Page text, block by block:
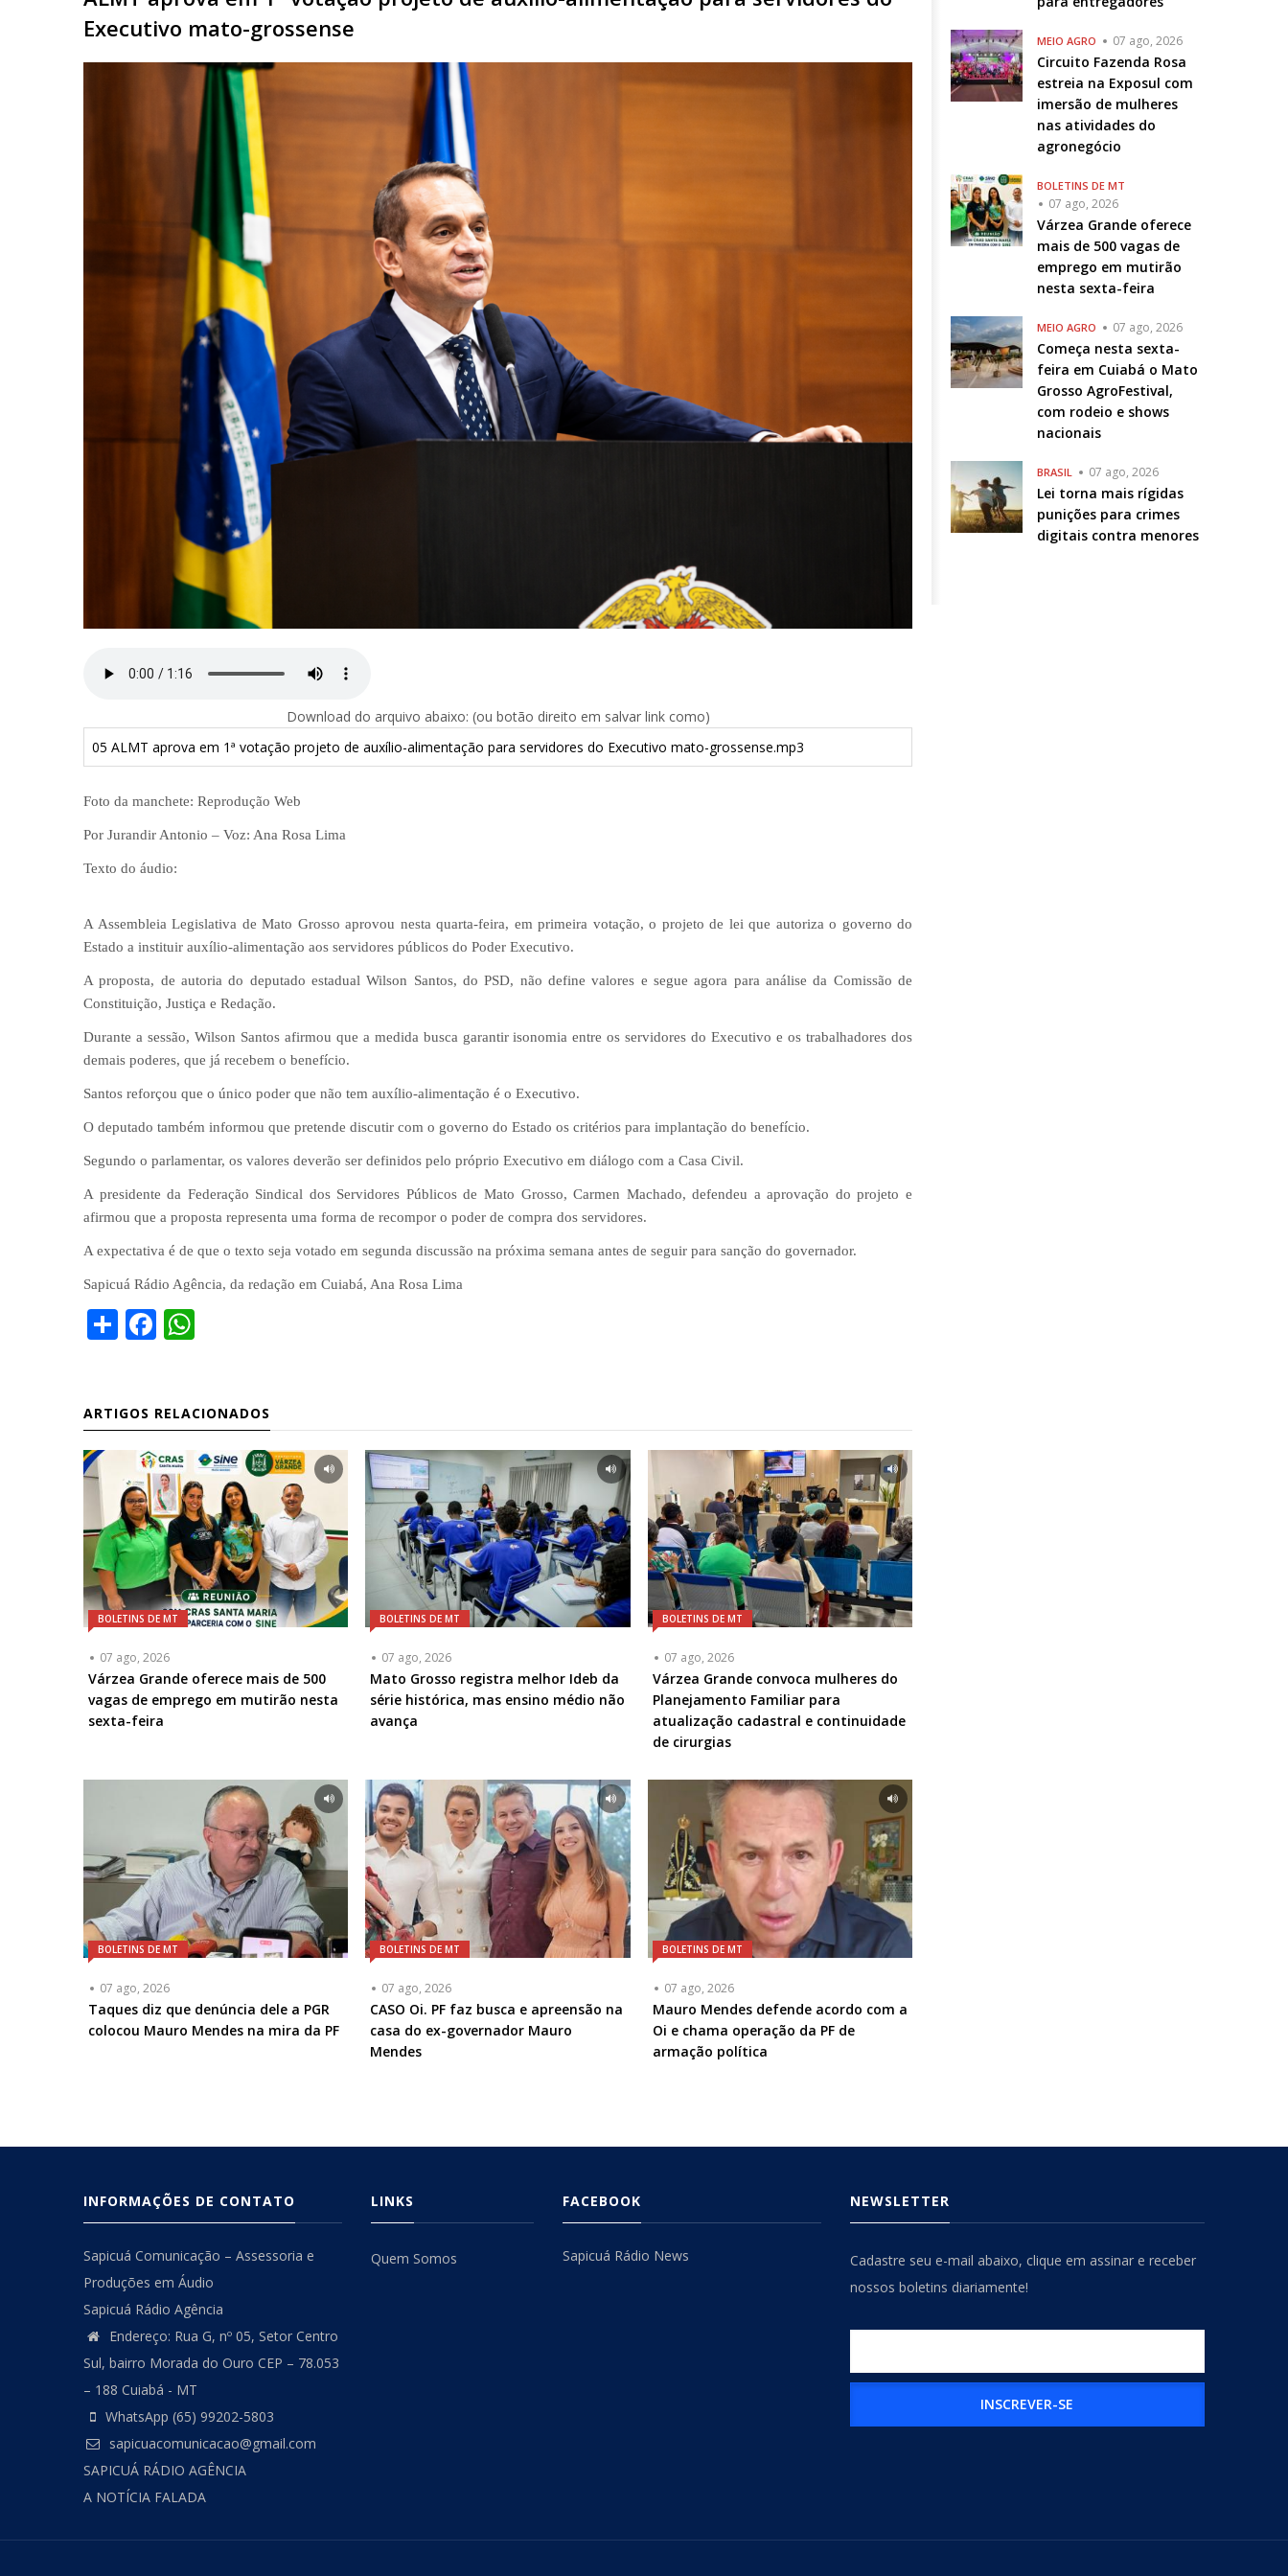
Executivo mato-grossense
Download do arquivo abaixo: (ou botão direito em salvar link como)
05 ALMT aprova em 1ª votação projeto de auxílio-alimentação para servidores do Executivo mato-grossense.mp3
Foto da manchete: Reprodução Web
Por Jurandir Antonio – Voz: Ana Rosa Lima
Texto do áudio:
A Assembleia Legislativa de Mato Grosso aprovou nesta quarta-feira, em primeira votação, o projeto de lei que autoriza o governo do
Estado a instituir auxílio-alimentação aos servidores públicos do Poder Executivo.
A proposta, de autoria do deputado estadual Wilson Santos, do PSD, não define valores e segue agora para análise da Comissão de
Constituição, Justiça e Redação.
Durante a sessão, Wilson Santos afirmou que a medida busca garantir isonomia entre os servidores do Executivo e os trabalhadores dos
demais poderes, que já recebem o benefício.
Santos reforçou que o único poder que não tem auxílio-alimentação é o Executivo.
O deputado também informou que pretende discutir com o governo do Estado os critérios para implantação do benefício.
Segundo o parlamentar, os valores deverão ser definidos pelo próprio Executivo em diálogo com a Casa Civil.
A presidente da Federação Sindical dos Servidores Públicos de Mato Grosso, Carmen Machado, defendeu a aprovação do projeto e
afirmou que a proposta representa uma forma de recompor o poder de compra dos servidores.
A expectativa é de que o texto seja votado em segunda discussão na próxima semana antes de seguir para sanção do governador.
Sapicuá Rádio Agência, da redação em Cuiabá, Ana Rosa Lima
ShareFacebook
ARTIGOS RELACIONADOS
BOLETINS DE MT
07 ago, 2026
Várzea Grande oferece mais de 500
vagas de emprego em mutirão nesta
sexta-feira
BOLETINS DE MT
07 ago, 2026
Mato Grosso registra melhor Ideb da
série histórica, mas ensino médio não
avança
BOLETINS DE MT
07 ago, 2026
Várzea Grande convoca mulheres do
Planejamento Familiar para
atualização cadastral e continuidade
de cirurgias
BOLETINS DE MT
07 ago, 2026
Taques diz que denúncia dele a PGR
colocou Mauro Mendes na mira da PF
BOLETINS DE MT
07 ago, 2026
CASO Oi. PF faz busca e apreensão na
casa do ex-governador Mauro
Mendes
BOLETINS DE MT
07 ago, 2026
Mauro Mendes defende acordo com a
Oi e chama operação da PF de
armação política
MEIO AGRO 07 ago, 2026
Circuito Fazenda Rosa
estreia na Exposul com
imersão de mulheres
nas atividades do
agronegócio
BOLETINS DE MT
07 ago, 2026
Várzea Grande oferece
mais de 500 vagas de
emprego em mutirão
nesta sexta-feira
MEIO AGRO 07 ago, 2026
Começa nesta sexta-
feira em Cuiabá o Mato
Grosso AgroFestival,
com rodeio e shows
nacionais
BRASIL 07 ago, 2026
Lei torna mais rígidas
punições para crimes
digitais contra menores
INFORMAÇÕES DE CONTATO
Sapicuá Comunicação – Assessoria e
Produções em Áudio
Sapicuá Rádio Agência
Endereço: Rua G, nº 05, Setor Centro
Sul, bairro Morada do Ouro CEP – 78.053
– 188 Cuiabá - MT
WhatsApp (65) 99202-5803
sapicuacomunicacao@gmail.com
SAPICUÁ RÁDIO AGÊNCIA
A NOTÍCIA FALADA
LINKS
Quem Somos
FACEBOOK
Sapicuá Rádio News
NEWSLETTER
Cadastre seu e-mail abaixo, clique em assinar e receber
nossos boletins diariamente!